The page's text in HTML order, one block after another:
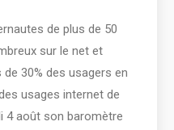
de plus de 50
sur le net et
30% des usagers en
usages internet de
4 août son baromètre